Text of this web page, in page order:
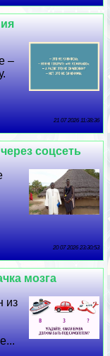
–
21 07 2026 11:38:36
соцсеть
20 07 2026 23:30:53
мозга
из